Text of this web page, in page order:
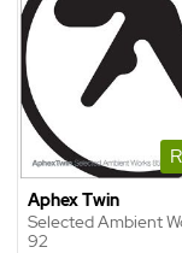
Aphex Twin
Selected Ambient
92